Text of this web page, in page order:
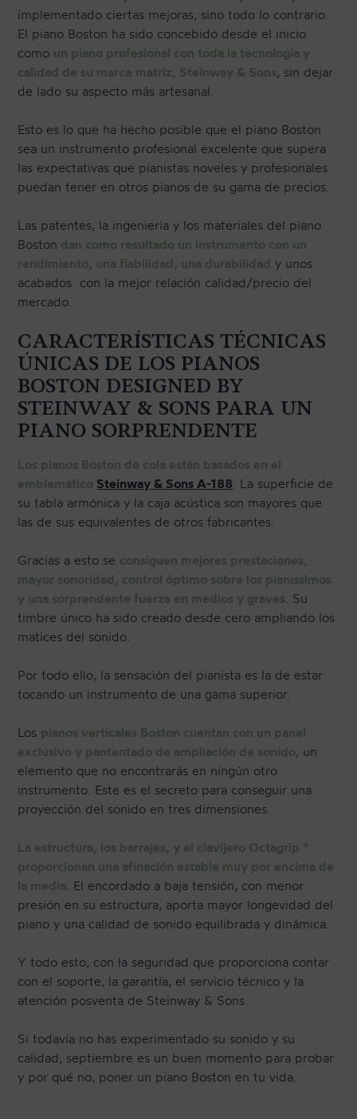
implementado ciertas mejoras, sino todo lo contrario.
El piano Boston ha sido concebido desde el inicio
como un piano profesional con toda la tecnología y
calidad de su marca matriz, Steinway & Sons, sin dejar
de lado su aspecto más artesanal.
Esto es lo que ha hecho posible que el piano Boston
sea un instrumento profesional excelente que supera
las expectativas que pianistas noveles y profesionales
puedan tener en otros pianos de su gama de precios.
Las patentes, la ingeniería y los materiales del piano
Boston dan como resultado un instrumento con un
rendimiento, una fiabilidad, una durabilidad y unos
acabados con la mejor relación calidad/precio del
mercado.
CARACTERÍSTICAS TÉCNICAS
ÚNICAS DE LOS PIANOS
BOSTON DESIGNED BY
STEINWAY & SONS PARA UN
PIANO SORPRENDENTE
Los pianos Boston de cola están basados en el
emblemático Steinway & Sons A-188 . La superficie de
su tabla armónica y la caja acústica son mayores que
las de sus equivalentes de otros fabricantes.
Gracias a esto se consiguen mejores prestaciones,
mayor sonoridad, control óptimo sobre los pianissimos
y una sorprendente fuerza en medios y graves . Su
timbre único ha sido creado desde cero ampliando los
matices del sonido.
Por todo ello, la sensación del pianista es la de estar
tocando un instrumento de una gama superior.
Los pianos verticales Boston cuentan con un panel
exclusivo y pantentado de ampliación de sonido, un
elemento que no encontrarás en ningún otro
instrumento. Este es el secreto para conseguir una
proyección del sonido en tres dimensiones.
La estructura, los barrajes, y el clavijero Octagrip ®
proporcionan una afinación estable muy por encima de
la media . El encordado a baja tensión, con menor
presión en su estructura, aporta mayor longevidad del
piano y una calidad de sonido equilibrada y dinámica.
Y todo esto, con la seguridad que proporciona contar
con el soporte, la garantía, el servicio técnico y la
atención posventa de Steinway & Sons.
Si todavía no has experimentado su sonido y su
calidad, septiembre es un buen momento para probar
y por qué no, poner un piano Boston en tu vida.